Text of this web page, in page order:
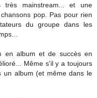
très mainstream... et une
pop. Pas pour rien
du groupe dans les
en album et de succès en
Même s'il y a toujours
un album (et même dans le